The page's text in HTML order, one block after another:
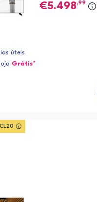
5.498,99
úteis
Grátis*